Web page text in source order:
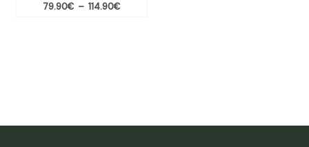
79.90€ – 114.90€